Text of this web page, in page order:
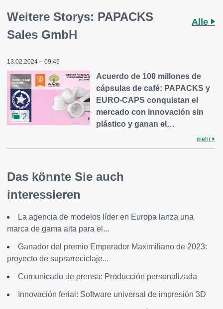
Weitere Storys: PAPACKS
Sales GmbH
Alle
13.02.2024 – 09:45
2
Acuerdo de 100 millones de
cápsulas de café: PAPACKS y
EURO-CAPS conquistan el
mercado con innovación sin
plástico y ganan el…
mehr
Das könnte Sie auch
interessieren
La agencia de modelos líder en Europa lanza una
marca de gama alta para el...
Ganador del premio Emperador Maximiliano de 2023:
proyecto de suprarreciclaje...
Comunicado de prensa: Producción personalizada
Innovación ferial: Software universal de impresión 3D